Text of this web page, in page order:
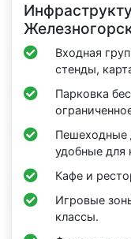
Входная
стенды,
Парковка
Пешеходные
удобные для
Кафе и
Игровые
классы.